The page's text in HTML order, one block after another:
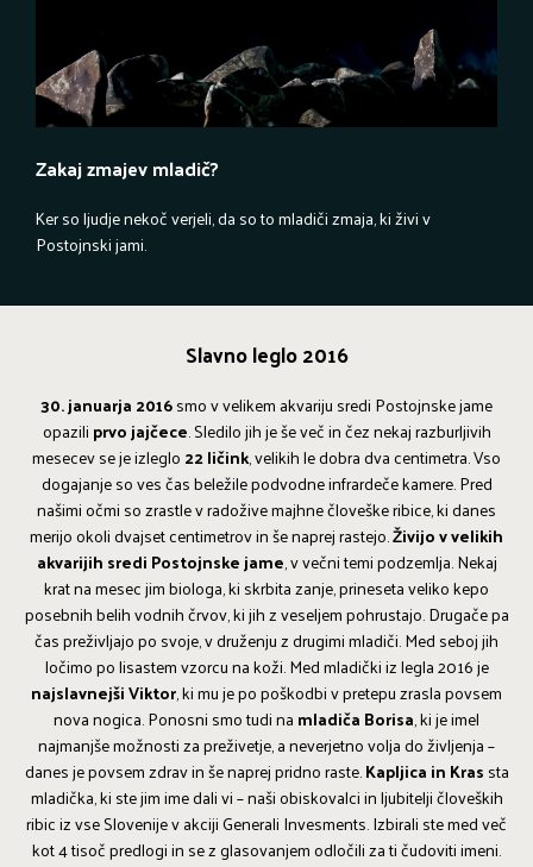
Zakaj zmajev mladič?
Ker so ljudje nekoč verjeli, da so to mladiči zmaja, ki živi v
Postojnski jami.
Slavno leglo 2016
30. januarja 2016smo v velikem akvariju sredi Postojnske jame
opazili prvo jajčece. Sledilo jih je še več in čez nekaj razburljivih
mesecev se je izleglo 22 ličink, velikih le dobra dva centimetra. Vso
dogajanje so ves čas beležile podvodne infrardeče kamere. Pred
našimi očmi so zrastle v radožive majhne človeške ribice, ki danes
merijo okoli dvajset centimetrov in še naprej rastejo.Živijo v velikih
akvarijih sredi Postojnske jame, v večni temi podzemlja. Nekaj
krat na mesec jim biologa, ki skrbita zanje, prineseta veliko kepo
posebnih belih vodnih črvov, ki jih z veseljem pohrustajo. Drugače pa
čas preživljajo po svoje, v druženju z drugimi mladiči. Med seboj jih
ločimo po lisastem vzorcu na koži. Med mladički iz legla 2016 je
najslavnejši Viktor, ki mu je po poškodbi v pretepu zrasla povsem
nova nogica. Ponosni smo tudi na mladiča Borisa, ki je imel
najmanjše možnosti za preživetje, a neverjetno volja do življenja –
danes je povsem zdrav in še naprej pridno raste.Kapljica in Kras sta
mladička, ki ste jim ime dali vi – naši obiskovalci in ljubitelji človeških
ribic iz vse Slovenije v akciji Generali Invesments. Izbirali ste med več
kot 4 tisoč predlogi in se z glasovanjem odločili za ti čudoviti imeni.